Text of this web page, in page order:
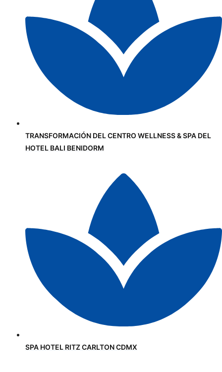
TRANSFORMACIÓN DEL CENTRO WELLNESS & SPA DEL
HOTEL BALI BENIDORM
SPA HOTEL RITZ CARLTON CDMX